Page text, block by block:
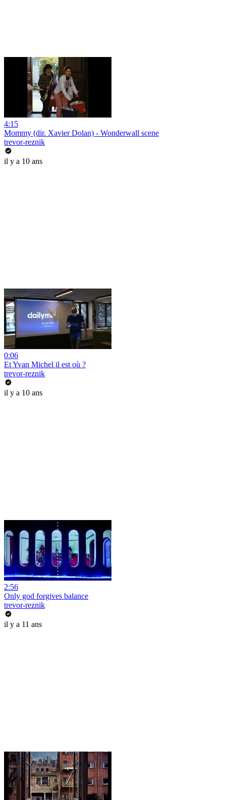
4:15
Mommy (dir. Xavier Dolan) - Wonderwall scene
trevor-reznik
il y a 10 ans
0:06
Et Yvan Michel il est où ?
trevor-reznik
il y a 10 ans
2:56
Only god forgives balance
trevor-reznik
il y a 11 ans